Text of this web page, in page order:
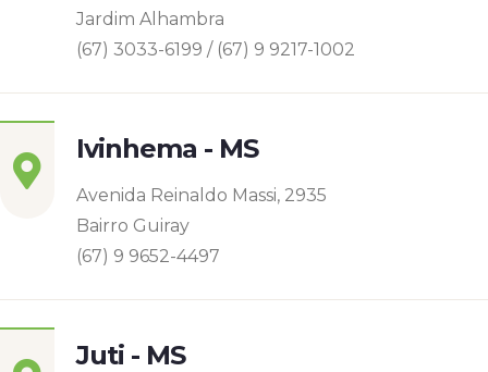
Jardim Alhambra
(67) 3033-6199 / (67) 9 9217-1002
Ivinhema - MS
Avenida Reinaldo Massi, 2935
Bairro Guiray
(67) 9 9652-4497
Juti - MS